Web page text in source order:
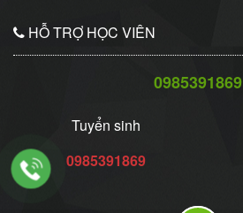
HỖ TRỢ HỌC VIÊN
0985391869
Tuyển sinh
0985391869